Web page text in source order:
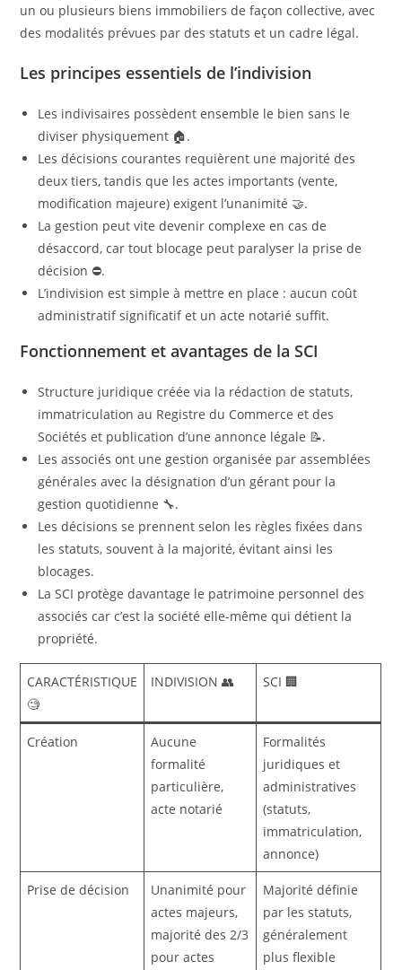
un ou plusieurs biens immobiliers de façon collective, avec
des modalités prévues par des statuts et un cadre légal.
Les principes essentiels de l’indivision
Les indivisaires possèdent ensemble le bien sans le
diviser physiquement 🏠.
Les décisions courantes requièrent une majorité des
deux tiers, tandis que les actes importants (vente,
modification majeure) exigent l’unanimité 🤝.
La gestion peut vite devenir complexe en cas de
désaccord, car tout blocage peut paralyser la prise de
décision ⛔.
L’indivision est simple à mettre en place : aucun coût
administratif significatif et un acte notarié suffit.
Fonctionnement et avantages de la SCI
Structure juridique créée via la rédaction de statuts,
immatriculation au Registre du Commerce et des
Sociétés et publication d’une annonce légale 📝.
Les associés ont une gestion organisée par assemblées
générales avec la désignation d’un gérant pour la
gestion quotidienne 🔧.
Les décisions se prennent selon les règles fixées dans
les statuts, souvent à la majorité, évitant ainsi les
blocages.
La SCI protège davantage le patrimoine personnel des
associés car c’est la société elle-même qui détient la
propriété.
CARACTÉRISTIQUE
🧐
INDIVISION 👥 SCI 🏢
Création
Aucune
formalité
particulière,
acte notarié
Formalités
juridiques et
administratives
(statuts,
immatriculation,
annonce)
Prise de décision
Unanimité pour
actes majeurs,
majorité des 2/3
pour actes
Majorité définie
par les statuts,
généralement
plus flexible